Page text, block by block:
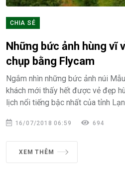
CHIA SẺ
Những bức ảnh hùng vĩ
chụp bằng Flycam
Ngắm nhìn những bức ảnh núi
khách mới thấy hết được vẻ đẹp
lịch nổi tiếng bậc nhất của tỉnh
16/07/2018 06:59 694
XEM THÊM